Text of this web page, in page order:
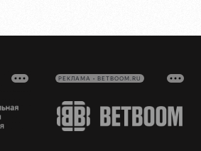
РЕКЛАМА • BETBOOM.RU